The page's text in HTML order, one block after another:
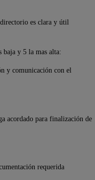
es clara y útil
y 5 la mas alta:
y comunicación con el
acordado para finalización de
requerida